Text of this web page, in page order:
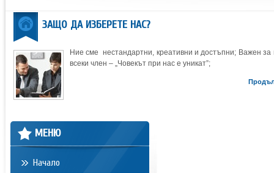
ЗАЩО ДА ИЗБЕРЕТЕ НАС?
Ние сме нестандартни, креативни и достъпни; Важен за
всеки член – „Човекът при нас е уникат”;
МЕНЮ
Начало